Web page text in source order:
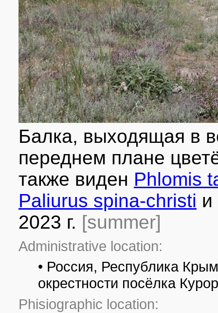
Балка, выходящая в
переднем плане
также виден Phlomis
Paliurus spina-christi и
2023 г. [summer]
Administrative location:
• Россия, Республика
окрестности посёлка
Phisiographic location: